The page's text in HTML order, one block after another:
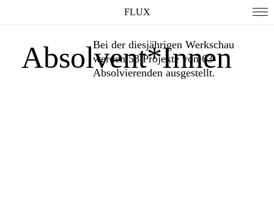
FLUX
Absolvent*Innen
Bei der diesjährigen Werkschau
werden 53 Projekte von 63
Absolvierenden ausgestellt.